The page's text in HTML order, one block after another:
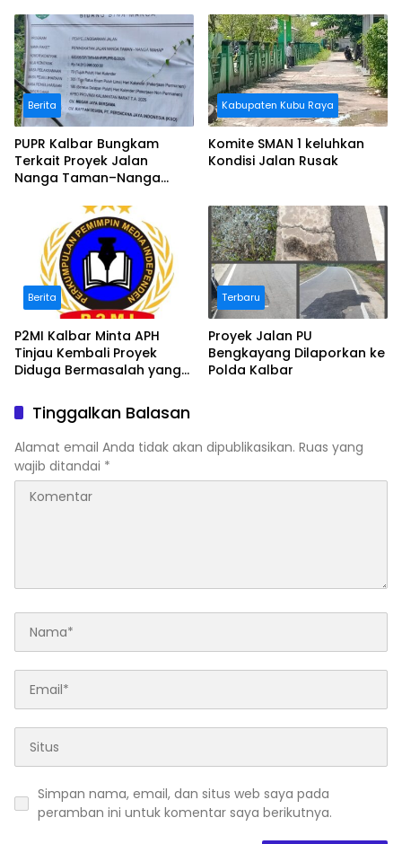
Berita
PUPR Kalbar Bungkam
Terkait Proyek Jalan
Nanga Taman–Nanga
Bermasalah
Kabupaten Kubu Raya
Komite SMAN 1 keluhkan
Kondisi Jalan Rusak
Berita
P2MI Kalbar Minta APH
Tinjau Kembali Proyek
Diduga Bermasalah yang
Terbaru
Proyek Jalan PU
Bengkayang Dilaporkan ke
Polda Kalbar
Tinggalkan Balasan
Alamat email Anda tidak akan dipublikasikan. Ruas yang
wajib ditandai *
Simpan nama, email, dan situs web saya pada
peramban ini untuk komentar saya berikutnya.